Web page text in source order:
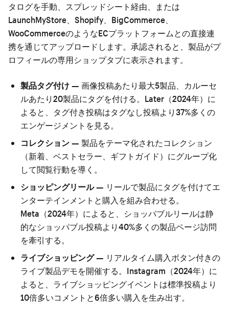
タログを手動、スプレッドシート経由、または
LaunchMyStore、Shopify、BigCommerce、
WooCommerceのようなECプラットフォームとの直接連
携を通じてアップロードします。承認されると、製品がプ
ロフィールの専用ショップタブに表示されます。
製品タグ付け— 画像投稿あたり最大5製品、カルーセ
ルあたり20製品にタグを付ける。Later（2024年）に
よると、タグ付き投稿はタグなし投稿より37%多くの
エンゲージメントを見る。
コレクション— 製品をテーマ化されたコレクション
（新着、ベストセラー、ギフトガイド）にグループ化
して閲覧行動を導く。
ショッピングリール— リールで製品にタグを付けてエ
ンターテインメントと購入を組み合わせる。
Meta（2024年）によると、ショッパブルリールは静
的なショッパブル投稿より40%多くの製品ページ訪問
を牽引する。
ライブショッピング— リアルタイム購入ボタン付きの
ライブ製品デモを開催する。Instagram（2024年）に
よると、ライブショッピングイベントは標準投稿より
10倍多いコメントと6倍多い購入を生み出す。